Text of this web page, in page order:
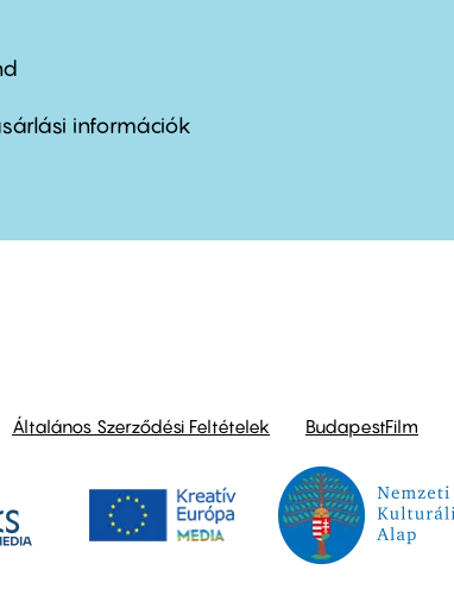
információk
Általános Szerződési Feltételek BudapestFilm